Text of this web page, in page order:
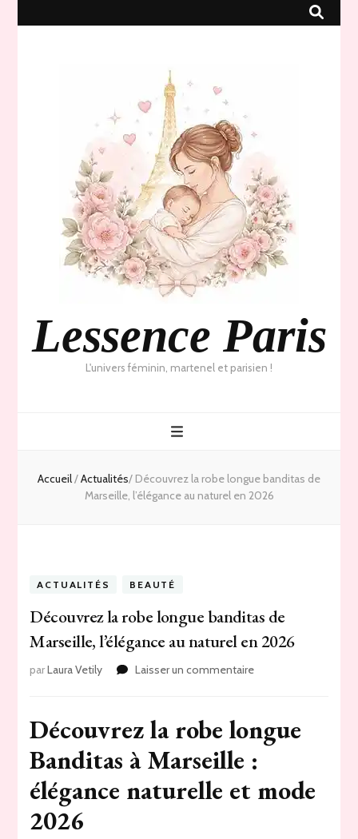
Lessence Paris
L'univers féminin, martenel et parisien !
Accueil/Actualités/ Découvrez la robe longue banditas de
Marseille, l’élégance au naturel en 2026
ACTUALITÉS BEAUTÉ
Découvrez la robe longue banditas de
Marseille, l’élégance au naturel en 2026
parLaura Vetily Laisser un commentairesur
longue
de
Marseille,
l’élégance
Découvrez la robe longue
Banditas à Marseille :
élégance naturelle et mode
2026